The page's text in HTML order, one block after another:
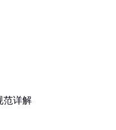
范详解